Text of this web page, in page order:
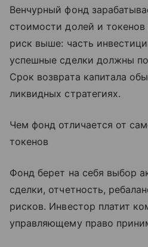
Венчурный фонд
стоимости долей и токенов
риск выше: часть
успешные сделки должны
Срок возврата капитала
ликвидных стратегиях.
Чем фонд отличается от
токенов
Фонд берет на себя выбор
сделки, отчетность,
рисков. Инвестор платит
управляющему право